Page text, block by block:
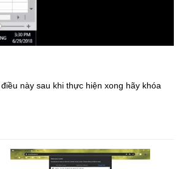
này sau khi thực hiện xong hãy khóa